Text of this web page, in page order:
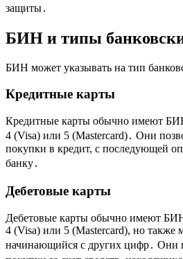
защиты․
БИН и типы
БИН может указывать на тип
Кредитные карты
Кредитные карты обычно имеют
4 (Visa) или 5 (Mastercard)․ Они
покупки в кредит, с последующей
банку․
Дебетовые карты
Дебетовые карты обычно имеют
4 (Visa) или 5 (Mastercard), но также
начинающийся с других цифр․ Они